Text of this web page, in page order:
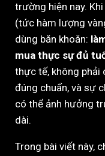
trường hiện nay.
(tức hàm lượng
dùng băn khoăn:
mua thực sự đủ
thực tế, không phải
đúng chuẩn, và sự
có thể ảnh hưởng
dài.
Trong bài viết này,